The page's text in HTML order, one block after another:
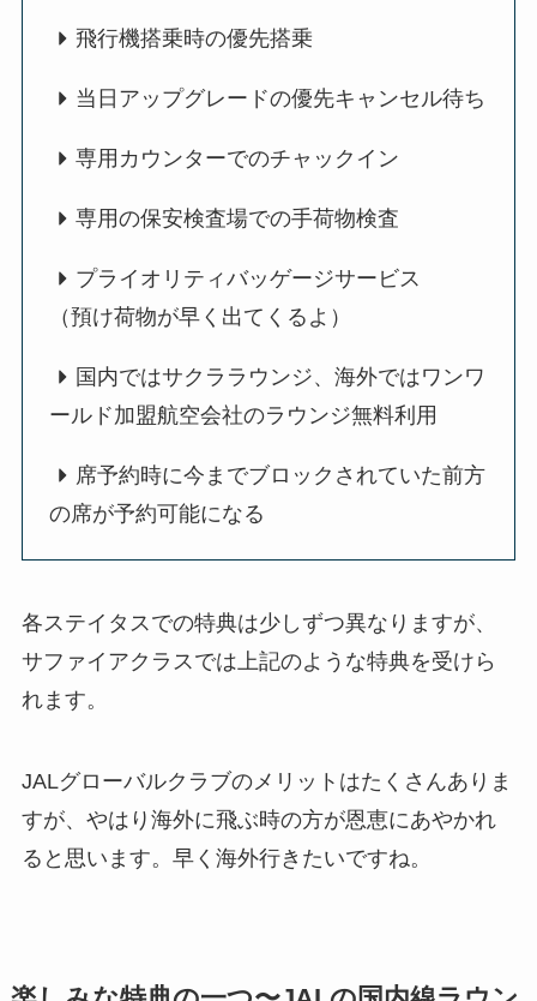
飛行機搭乗時の優先搭乗
当日アップグレードの優先キャンセル待ち
専用カウンターでのチャックイン
専用の保安検査場での手荷物検査
プライオリティバッゲージサービス
（預け荷物が早く出てくるよ）
国内ではサクララウンジ、海外ではワンワ
ールド加盟航空会社のラウンジ無料利用
席予約時に今までブロックされていた前方
の席が予約可能になる
各ステイタスでの特典は少しずつ異なりますが、
サファイアクラスでは上記のような特典を受けら
れます。
JALグローバルクラブのメリットはたくさんありま
すが、やはり海外に飛ぶ時の方が恩恵にあやかれ
ると思います。早く海外行きたいですね。